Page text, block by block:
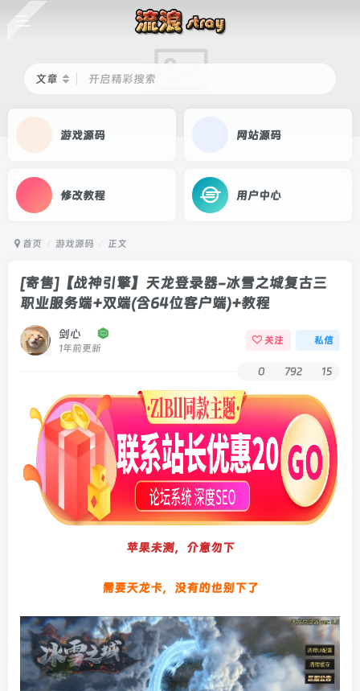
文章 开启精彩搜索
游戏源码 网站源码
修改教程 用户中心
首页 游戏源码 正文
[寄售]【战神引擎】天龙登录器-冰雪之城复古三
职业服务端+双端(含64位客户端)+教程
剑心
1年前更新
关注 私信
0 792 15
苹果未测，介意勿下
需要天龙卡，没有的也别下了